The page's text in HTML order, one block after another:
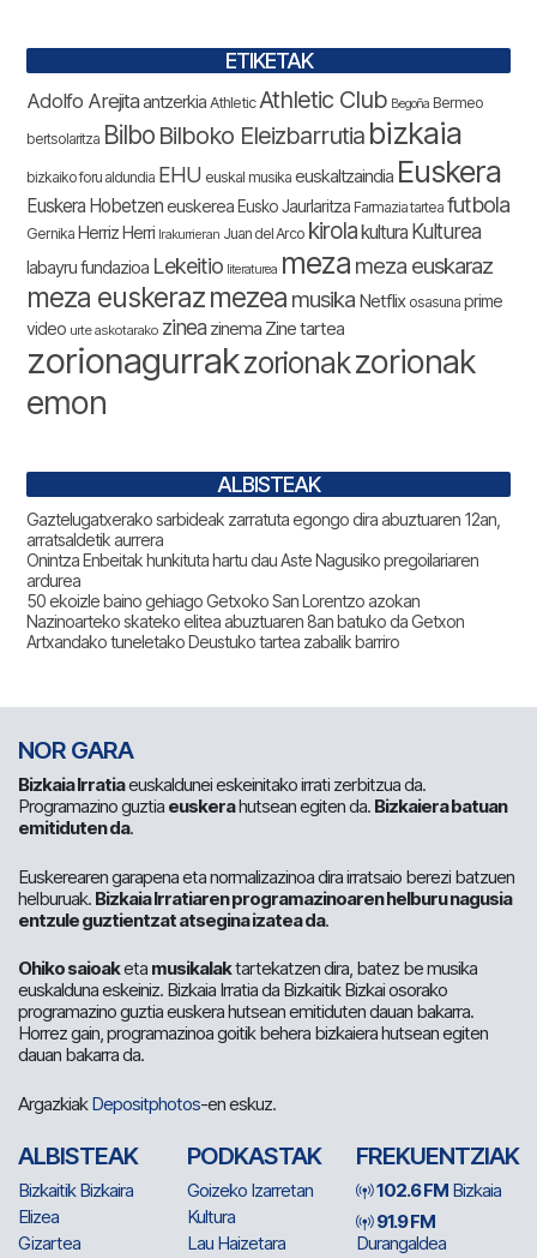
ETIKETAK
Adolfo Arejitaantzerkia Athletic Athletic Club Begoña Bermeo
bertsolaritza Bilbo Bilboko Eleizbarrutia bizkaia
bizkaiko foru aldundia EHU euskal musika euskaltzaindia Euskera
Euskera Hobetzeneuskerea Eusko Jaurlaritza Farmazia tartea futbola
Gernika Herriz Herri Irakurrieran Juan del Arco kirolakultura Kulturea
labayru fundazioa Lekeitio literaturea meza meza euskaraz
meza euskerazmezea musika Netflix osasuna prime
video urte askotarako zinea zinema Zine tartea
zorionagurrakzorionakzorionak
emon
ALBISTEAK
Gaztelugatxerako sarbideak zarratuta egongo dira abuztuaren 12an,
arratsaldetik aurrera
Onintza Enbeitak hunkituta hartu dau Aste Nagusiko pregoilariaren
ardurea
50 ekoizle baino gehiago Getxoko San Lorentzo azokan
Nazinoarteko skateko elitea abuztuaren 8an batuko da Getxon
Artxandako tuneletako Deustuko tartea zabalik barriro
NOR GARA
Bizkaia Irratiaeuskaldunei eskeinitako irrati zerbitzua da.
Programazino guztia euskerahutsean egiten da. Bizkaiera batuan
emitiduten da.
Euskerearen garapena eta normalizazinoa dira irratsaio berezi batzuen
helburuak. Bizkaia Irratiaren programazinoaren helburu nagusia
entzule guztientzat atsegina izatea da.
Ohiko saioaketa musikalaktartekatzen dira, batez be musika
euskalduna eskeiniz. Bizkaia Irratia da Bizkaitik Bizkai osorako
programazino guztia euskera hutsean emitiduten dauan bakarra.
Horrez gain, programazinoa goitik behera bizkaiera hutsean egiten
dauan bakarra da.
ArgazkiakDepositphotos-en eskuz.
ALBISTEAK
Bizkaitik Bizkaira
Elizea
Gizartea
PODKASTAK
Goizeko Izarretan
Kultura
Lau Haizetara
FREKUENTZIAK
102.6 FM Bizkaia
91.9 FM
Durangaldea